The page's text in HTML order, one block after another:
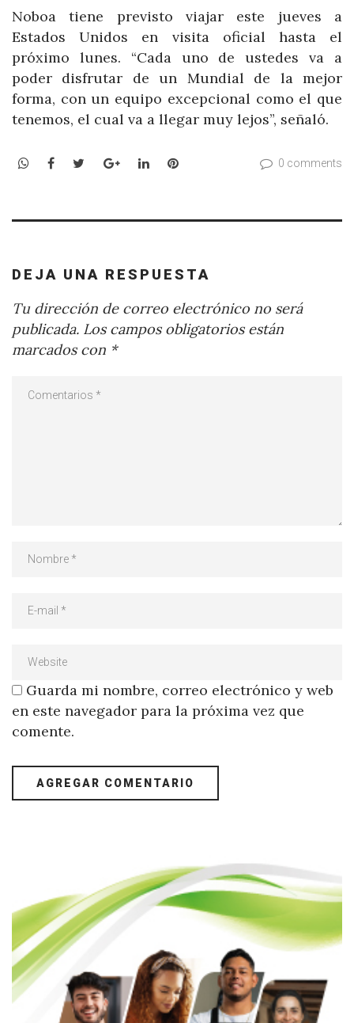
Noboa tiene previsto viajar este jueves a
Estados Unidos en visita oficial hasta el
próximo lunes. “Cada uno de ustedes va a
poder disfrutar de un Mundial de la mejor
forma, con un equipo excepcional como el que
tenemos, el cual va a llegar muy lejos”, señaló.
WhatsApp
Facebook
TwitterGoogle+LinkedInPinterest 0 comments
DEJA UNA RESPUESTA
Tu dirección de correo electrónico no será
publicada. Los campos obligatorios están
marcados con *
Guarda mi nombre, correo electrónico y web
en este navegador para la próxima vez que
comente.